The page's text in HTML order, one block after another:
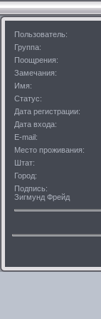
Пользователь:
Группа:
Поощрения:
Замечания:
Имя:
Статус:
Дата регистрации:
Дата входа:
E-mail:
Место проживания:
Штат:
Город:
Подпись:
Зигмунд Фрейд